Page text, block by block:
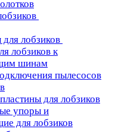
лобзиков
лобзиков к
шинам
пылесосов
для лобзиков
упоры и
для лобзиков